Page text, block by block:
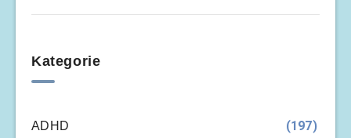
Kategorie
ADHD (197)